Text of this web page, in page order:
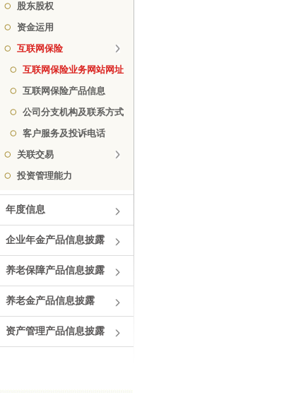
股东股权
资金运用
互联网保险
互联网保险业务网站网址
互联网保险产品信息
公司分支机构及联系方式
客户服务及投诉电话
关联交易
投资管理能力
年度信息
企业年金产品信息披露
养老保障产品信息披露
养老金产品信息披露
资产管理产品信息披露